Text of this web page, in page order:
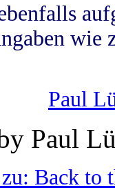
wie
Paul
Paul
Back to